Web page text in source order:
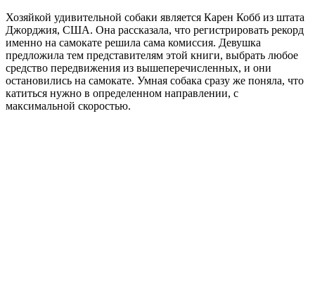
Хозяйкой удивительной собаки является Карен Кобб из штата
Джорджия, США. Она рассказала, что регистрировать рекорд
именно на самокате решила сама комиссия. Девушка
предложила тем представителям этой книги, выбрать любое
средство передвижения из вышеперечисленных, и они
остановились на самокате. Умная собака сразу же поняла, что
катиться нужно в определенном направлении, с
максимальной скоростью.